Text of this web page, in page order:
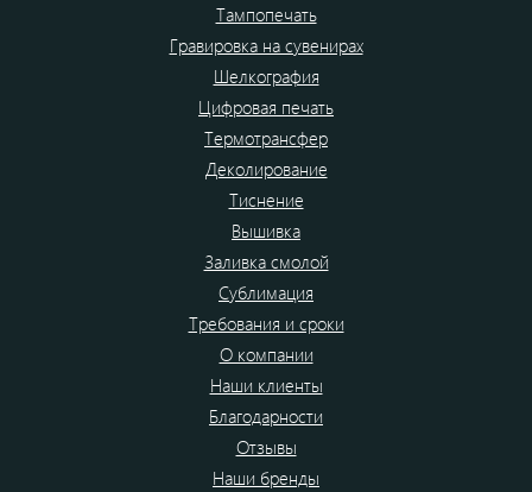
Тампопечать
Гравировка на сувенирах
Шелкография
Цифровая печать
Термотрансфер
Деколирование
Тиснение
Вышивка
Заливка смолой
Сублимация
Требования и сроки
О компании
Наши клиенты
Благодарности
Отзывы
Наши бренды